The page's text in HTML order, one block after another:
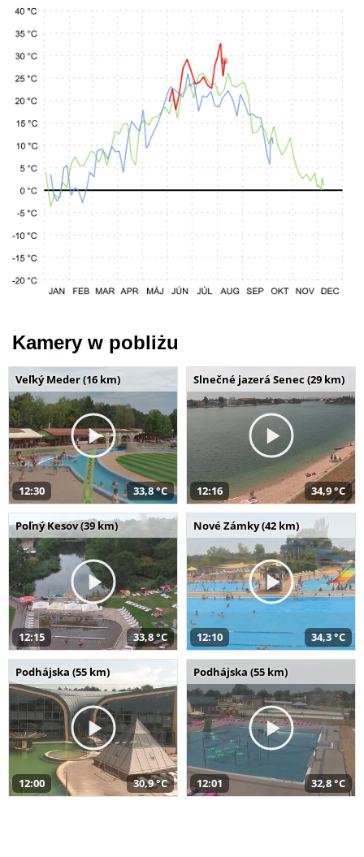
Kamery w pobliżu
Veľký Meder (16 km)
12:30 33,8 °C
Slnečné jazerá Senec (29 km)
12:16 34,9 °C
Poľný Kesov (39 km)
12:15 33,8 °C
Nové Zámky (42 km)
12:10 34,3 °C
Podhájska (55 km)
12:00 30,9 °C
Podhájska (55 km)
12:01 32,8 °C